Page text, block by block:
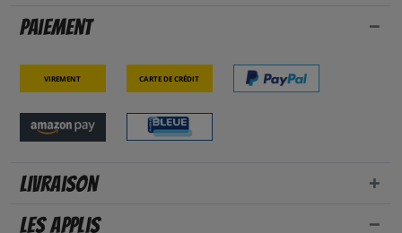
Paiement
Virement Carte de crédit
Livraison
Les applis